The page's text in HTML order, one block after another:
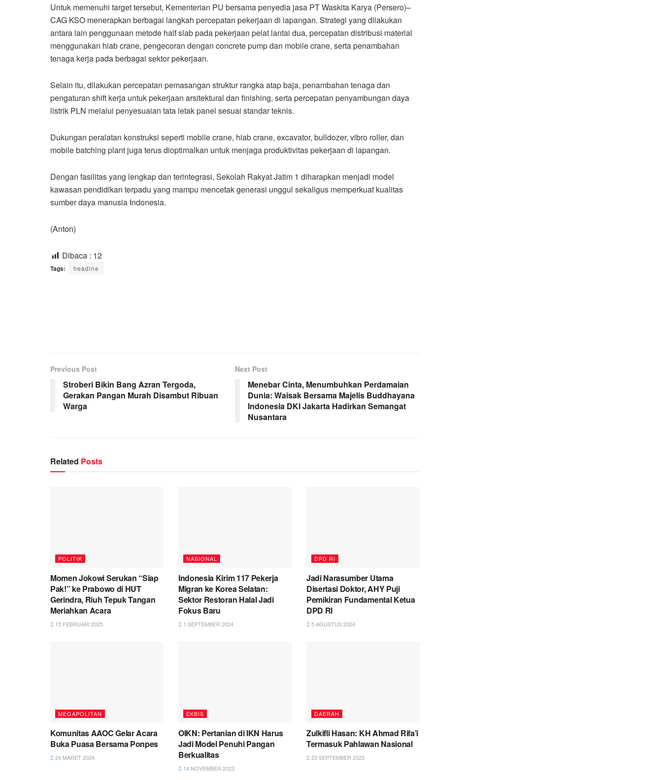
Untuk memenuhi target tersebut, Kementerian PU bersama penyedia jasa PT Waskita Karya (Persero)–
CAG KSO menerapkan berbagai langkah percepatan pekerjaan di lapangan. Strategi yang dilakukan
antara lain penggunaan metode half slab pada pekerjaan pelat lantai dua, percepatan distribusi material
menggunakan hiab crane, pengecoran dengan concrete pump dan mobile crane, serta penambahan
tenaga kerja pada berbagai sektor pekerjaan.
Selain itu, dilakukan percepatan pemasangan struktur rangka atap baja, penambahan tenaga dan
pengaturan shift kerja untuk pekerjaan arsitektural dan finishing, serta percepatan penyambungan daya
listrik PLN melalui penyesuaian tata letak panel sesuai standar teknis.
Dukungan peralatan konstruksi seperti mobile crane, hiab crane, excavator, bulldozer, vibro roller, dan
mobile batching plant juga terus dioptimalkan untuk menjaga produktivitas pekerjaan di lapangan.
Dengan fasilitas yang lengkap dan terintegrasi, Sekolah Rakyat Jatim 1 diharapkan menjadi model
kawasan pendidikan terpadu yang mampu mencetak generasi unggul sekaligus memperkuat kualitas
sumber daya manusia Indonesia.
(Anton)
Dibaca : 12
Tags: headine
Previous Post
Stroberi Bikin Bang Azran Tergoda,
Gerakan Pangan Murah Disambut Ribuan
Warga
Next Post
Menebar Cinta, Menumbuhkan Perdamaian
Dunia: Waisak Bersama Majelis Buddhayana
Indonesia DKI Jakarta Hadirkan Semangat
Nusantara
Related Posts
POLITIK
Momen Jokowi Serukan “Siap
Pak!” ke Prabowo di HUT
Gerindra, Riuh Tepuk Tangan
Meriahkan Acara
15 FEBRUARI 2025
NASIONAL
Indonesia Kirim 117 Pekerja
Migran ke Korea Selatan:
Sektor Restoran Halal Jadi
Fokus Baru
1 SEPTEMBER 2024
DPD RI
Jadi Narasumber Utama
Disertasi Doktor, AHY Puji
Pemikiran Fundamental Ketua
DPD RI
5 AGUSTUS 2024
MEGAPOLITAN
Komunitas AAOC Gelar Acara
Buka Puasa Bersama Ponpes
24 MARET 2024
EKBIS
OIKN: Pertanian di IKN Harus
Jadi Model Penuhi Pangan
Berkualitas
14 NOVEMBER 2023
DAERAH
Zulkifli Hasan: KH Ahmad Rifa’i
Termasuk Pahlawan Nasional
23 SEPTEMBER 2023